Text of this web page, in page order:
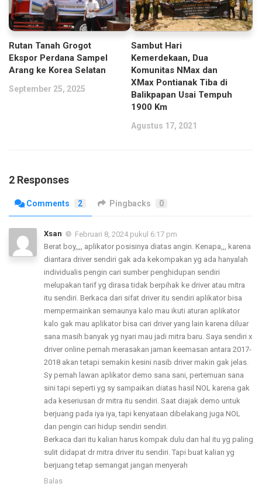
Rutan Tanah Grogot
Ekspor Perdana Sampel
Arang ke Korea Selatan
September 25, 2025
Sambut Hari
Kemerdekaan, Dua
Komunitas NMax dan
XMax Pontianak Tiba di
Balikpapan Usai Tempuh
1900 Km
Agustus 17, 2021
2 Responses
Comments 2 Pingbacks 0
Xsan
Februari 8, 2024 pukul 6:17 pm
Berat boy,,,, aplikator posisinya diatas angin. Kenapa,,, karena
diantara driver sendiri gak ada kekompakan yg ada hanyalah
individualis pengin cari sumber penghidupan sendiri
melupakan tarif yg dirasa tidak berpihak ke driver atau mitra
itu sendiri. Berkaca dari sifat driver itu sendiri aplikator bisa
mempermainkan semaunya kalo mau ikuti aturan aplikator
kalo gak mau aplikator bisa cari driver yang lain karena diluar
sana masih banyak yg nyari mau jadi mitra baru. Saya sendiri x
driver online pernah merasakan jaman keemasan antara 2017-
2018 akan tetapi semakin kesini nasib driver makin gak jelas.
Sy pernah lawan aplikator demo sana sani, pertemuan sana
sini tapi seperti yg sy sampaikan diatas hasil NOL karena gak
ada keseriusan dr mitra itu sendiri. Saat diajak demo untuk
berjuang pada iya iya, tapi kenyataan dibelakang juga NOL
dan pengin cari hidup sendiri sendiri.
Berkaca dari itu kalian harus kompak dulu dan hal itu yg paling
sulit didapat dr mitra driver itu sendiri. Tapi buat kalian yg
berjuang tetap semangat jangan menyerah
Balas